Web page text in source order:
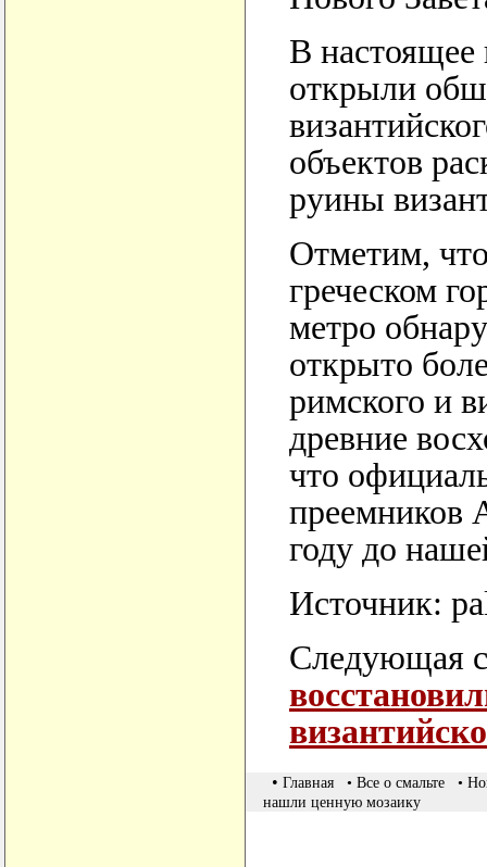
В настоящее
открыли
объектов
руины
Отметим,
греческом
метро
открыто
римского и
древние
что
преемников
году до
Источник:
Следующая
• Главная • Все о смальте
•
нашли ценную мозаику